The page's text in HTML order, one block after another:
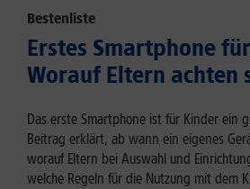
Bestenliste
Erstes Smartphone
Worauf Eltern achten
Das erste Smartphone ist für Kinder ein
Beitrag erklärt, ab wann ein eigenes
worauf Eltern bei Auswahl und
welche Regeln für die Nutzung mit dem